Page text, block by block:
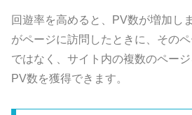
回遊率を高めると、PV数が増加し
がページに訪問したときに、その
ではなく、サイト内の複数のペー
PV数を獲得できます。